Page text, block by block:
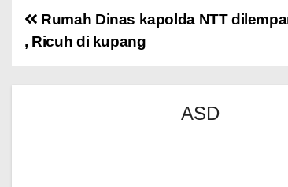
Rumah Dinas kapolda NTT
, Ricuh di kupang
ASD